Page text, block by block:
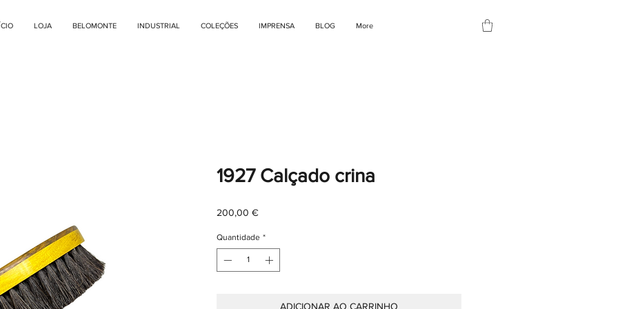
LOJA BELOMONTE INDUSTRIAL COLEÇÕES IMPRENSA BLOG More
1927 Calçado crina
200,00 €Preço
Quantidade *
ADICIONAR AO CARRINHO